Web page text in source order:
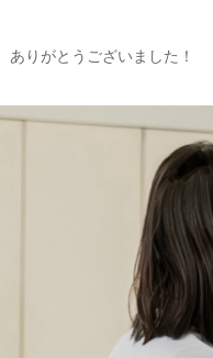
りがとうございました！